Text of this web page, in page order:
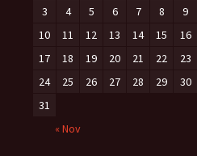
« Nov
3
4 5 6 7 8
9
10
11 12 13 14 15
16
17
18 19 20 21 22
23
24
25 26 27 28 29
30
31